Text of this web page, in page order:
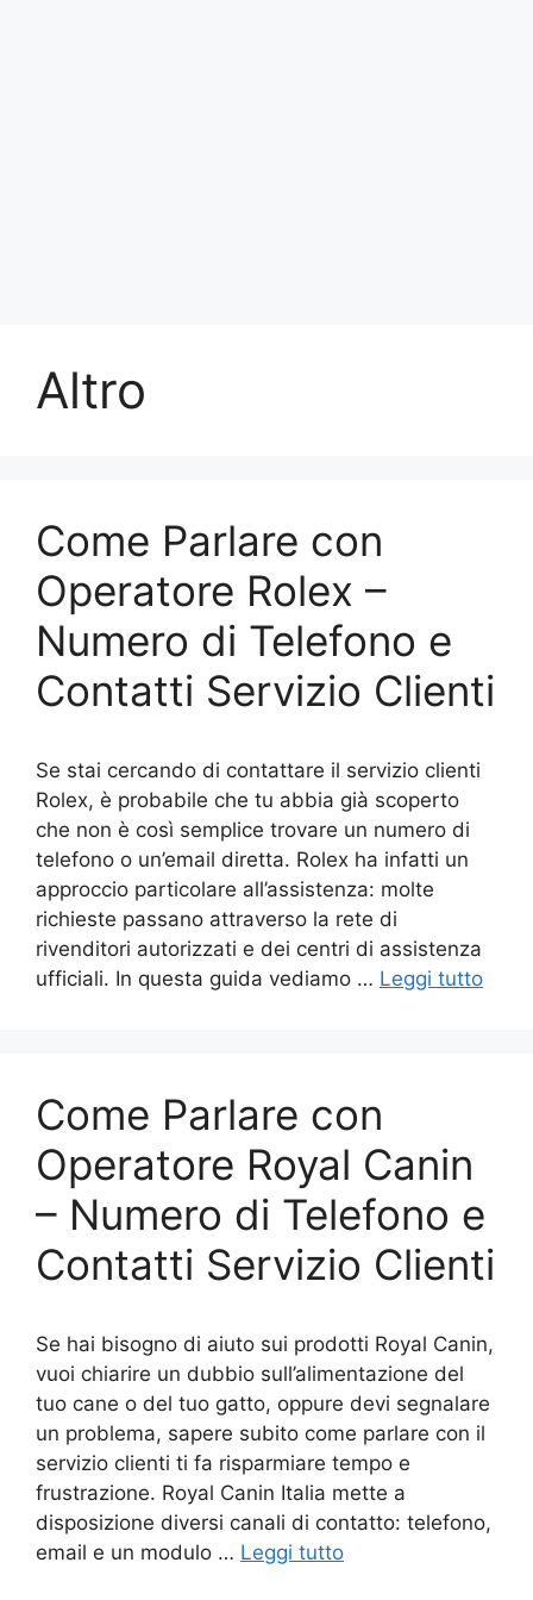
Altro
Come Parlare con
Operatore Rolex –
Numero di Telefono e
Contatti Servizio Clienti
Se stai cercando di contattare il servizio clienti
Rolex, è probabile che tu abbia già scoperto
che non è così semplice trovare un numero di
telefono o un’email diretta. Rolex ha infatti un
approccio particolare all’assistenza: molte
richieste passano attraverso la rete di
rivenditori autorizzati e dei centri di assistenza
ufficiali. In questa guida vediamo … Leggi tutto
Come Parlare con
Operatore Royal Canin
– Numero di Telefono e
Contatti Servizio Clienti
Se hai bisogno di aiuto sui prodotti Royal Canin,
vuoi chiarire un dubbio sull’alimentazione del
tuo cane o del tuo gatto, oppure devi segnalare
un problema, sapere subito come parlare con il
servizio clienti ti fa risparmiare tempo e
frustrazione. Royal Canin Italia mette a
disposizione diversi canali di contatto: telefono,
email e un modulo … Leggi tutto